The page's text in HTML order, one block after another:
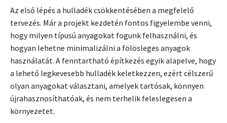
Az első lépés a hulladék csökkentésében a megfelelő
tervezés. Már a projekt kezdetén fontos figyelembe venni,
hogy milyen típusú anyagokat fogunk felhasználni, és
hogyan lehetne minimalizálni a fölösleges anyagok
használatát. A fenntartható építkezés egyik alapelve, hogy
a lehető legkevesebb hulladék keletkezzen, ezért célszerű
olyan anyagokat választani, amelyek tartósak, könnyen
újrahasznosíthatóak, és nem terhelik feleslegesen a
környezetet.